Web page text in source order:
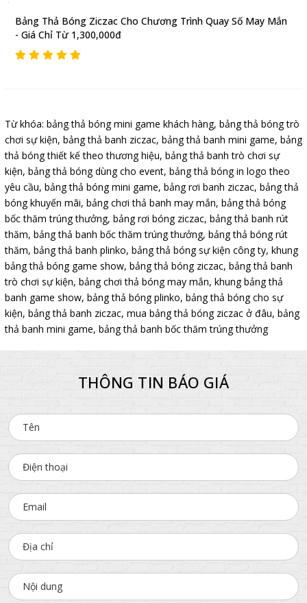
Bảng Thả Bóng Ziczac Cho Chương Trình Quay Số May Mắn
- Giá Chỉ Từ 1,300,000đ
Từ khóa: bảng thả bóng mini game khách hàng, bảng thả bóng trò
chơi sự kiện, bảng thả banh ziczac, bảng thả banh mini game, bảng
thả bóng thiết kế theo thương hiệu, bảng thả banh trò chơi sự
kiện, bảng thả bóng dùng cho event, bảng thả bóng in logo theo
yêu cầu, bảng thả bóng mini game, bảng rơi banh ziczac, bảng thả
bóng khuyến mãi, bảng chơi thả banh may mắn, bảng thả bóng
bốc thăm trúng thưởng, bảng rơi bóng ziczac, bảng thả banh rút
thăm, bảng thả banh bốc thăm trúng thưởng, bảng thả bóng rút
thăm, bảng thả banh plinko, bảng thả bóng sự kiện công ty, khung
bảng thả bóng game show, bảng thả bóng ziczac, bảng thả banh
trò chơi sự kiện, bảng chơi thả bóng may mắn, khung bảng thả
banh game show, bảng thả bóng plinko, bảng thả bóng cho sự
kiện, bảng thả banh ziczac, mua bảng thả bóng ziczac ở đâu, bảng
thả banh mini game, bảng thả banh bốc thăm trúng thưởng
THÔNG TIN BÁO GIÁ